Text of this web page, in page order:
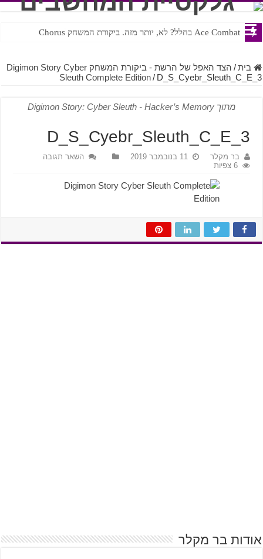
Ace Combat בחלל? לא, יותר מזה. ביקורת המשחק Chorus
Steven Universe והשירים שתורגמו בצורה נוראית לעברית
בית /
הצד האפל של הרשת - ביקורת המשחק Digimon Story Cyber
Sleuth Complete Edition / D_S_Cyebr_Sleuth_C_E_3
מתוך Digimon Story: Cyber Sleuth - Hacker’s Memory
D_S_Cyebr_Sleuth_C_E_3
בר מקלר 11 בנובמבר 2019
השאר תגובה
6 צפיות
אודות בר מקלר